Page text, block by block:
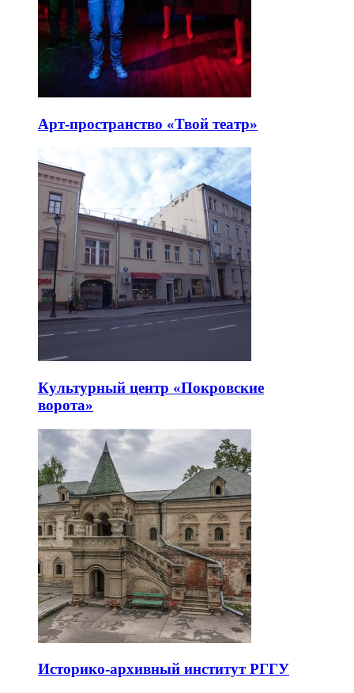
Арт-пространство «Твой театр»
Культурный центр «Покровские
ворота»
Историко-архивный институт РГГУ